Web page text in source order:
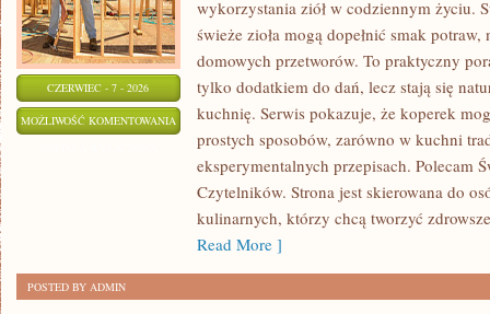
CZERWIEC - 7 - 2026
MOŻLIWOŚĆ KOMENTOWANIA PRZEPISY
ZIOŁAMI
wykorzystania ziół w codziennym życiu.
świeże zioła mogą dopełnić smak
domowych przetworów. To praktyczny
tylko dodatkiem do dań, lecz stają się
kuchnię. Serwis pokazuje, że koperek
prostych sposobów, zarówno w kuchni
eksperymentalnych przepisach. Polecam
Czytelników. Strona jest skierowana do
kulinarnych, którzy chcą tworzyć
Read More ]
POSTED BY ADMIN